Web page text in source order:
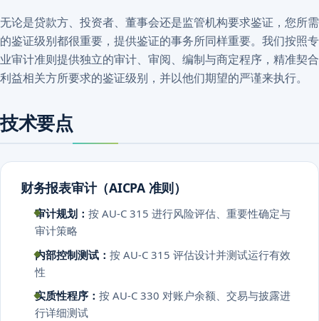
无论是贷款方、投资者、董事会还是监管机构要求鉴证，您所需
的鉴证级别都很重要，提供鉴证的事务所同样重要。我们按照专
业审计准则提供独立的审计、审阅、编制与商定程序，精准契合
利益相关方所要求的鉴证级别，并以他们期望的严谨来执行。
技术要点
财务报表审计（AICPA 准则）
审计规划： 按 AU-C 315 进行风险评估、重要性确定与
审计策略
内部控制测试： 按 AU-C 315 评估设计并测试运行有效
性
实质性程序： 按 AU-C 330 对账户余额、交易与披露进
行详细测试